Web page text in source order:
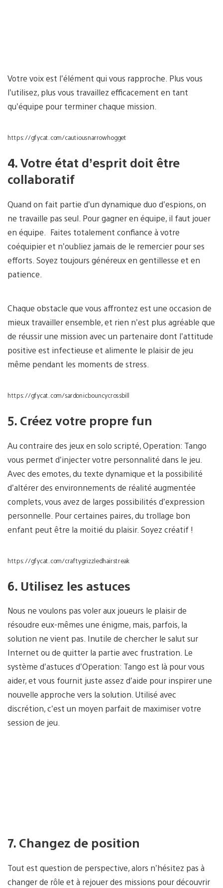
Votre voix est l’élément qui vous rapproche. Plus vous
l’utilisez, plus vous travaillez efficacement en tant
qu’équipe pour terminer chaque mission.
https://gfycat.com/cautiousnarrowhogget
4. Votre état d’esprit doit être
collaboratif
Quand on fait partie d’un dynamique duo d’espions, on
ne travaille pas seul. Pour gagner en équipe, il faut jouer
en équipe. Faites totalement confiance à votre
coéquipier et n’oubliez jamais de le remercier pour ses
efforts. Soyez toujours généreux en gentillesse et en
patience.
Chaque obstacle que vous affrontez est une occasion de
mieux travailler ensemble, et rien n’est plus agréable que
de réussir une mission avec un partenaire dont l’attitude
positive est infectieuse et alimente le plaisir de jeu
même pendant les moments de stress.
https://gfycat.com/sardonicbouncycrossbill
5. Créez votre propre fun
Au contraire des jeux en solo scripté, Operation: Tango
vous permet d’injecter votre personnalité dans le jeu.
Avec des emotes, du texte dynamique et la possibilité
d’altérer des environnements de réalité augmentée
complets, vous avez de larges possibilités d’expression
personnelle. Pour certaines paires, du trollage bon
enfant peut être la moitié du plaisir. Soyez créatif !
https://gfycat.com/craftygrizzledhairstreak
6. Utilisez les astuces
Nous ne voulons pas voler aux joueurs le plaisir de
résoudre eux-mêmes une énigme, mais, parfois, la
solution ne vient pas. Inutile de chercher le salut sur
Internet ou de quitter la partie avec frustration. Le
système d’astuces d’Operation: Tango est là pour vous
aider, et vous fournit juste assez d’aide pour inspirer une
nouvelle approche vers la solution. Utilisé avec
discrétion, c’est un moyen parfait de maximiser votre
session de jeu.
7. Changez de position
Tout est question de perspective, alors n’hésitez pas à
changer de rôle et à rejouer des missions pour découvrir